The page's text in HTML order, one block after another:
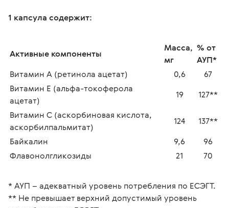
1 капсула содержит:
Активные компоненты
Масса,
мг
% от
АУП*
Витамин А (ретинола ацетат)
0,6
67
Витамин Е (альфа-токоферола
ацетат)
19
127**
Витамин С (аскорбиновая кислота,
аскорбилпальмитат)
124
137**
Байкалин
9,6
96
Флавонолгликозиды
21 70
* АУП – адекватный уровень потребления по ЕСЭГТ.
** Не превышает верхний допустимый уровень